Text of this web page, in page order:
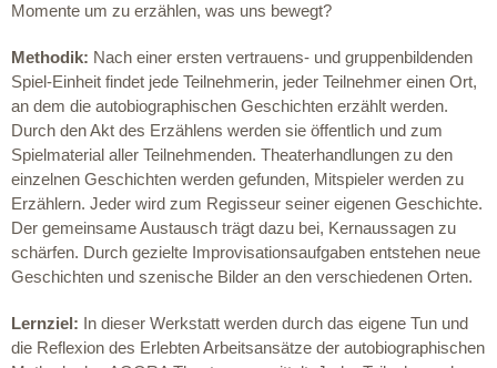
Momente um zu erzählen, was uns bewegt?
Methodik: Nach einer ersten vertrauens- und gruppenbildenden
Spiel-Einheit findet jede Teilnehmerin, jeder Teilnehmer einen Ort,
an dem die autobiographischen Geschichten erzählt werden.
Durch den Akt des Erzählens werden sie öffentlich und zum
Spielmaterial aller Teilnehmenden. Theaterhandlungen zu den
einzelnen Geschichten werden gefunden, Mitspieler werden zu
Erzählern. Jeder wird zum Regisseur seiner eigenen Geschichte.
Der gemeinsame Austausch trägt dazu bei, Kernaussagen zu
schärfen. Durch gezielte Improvisationsaufgaben entstehen neue
Geschichten und szenische Bilder an den verschiedenen Orten.
Lernziel: In dieser Werkstatt werden durch das eigene Tun und
die Reflexion des Erlebten Arbeitsansätze der autobiographischen